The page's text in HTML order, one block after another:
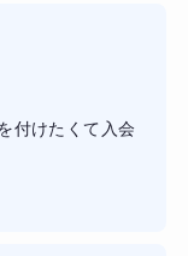
た。仕事と家事
える場所を探し
トレーニングす
分の動きが数値
面上でリアルタ
付けたくて入会
を持ち、口コミ